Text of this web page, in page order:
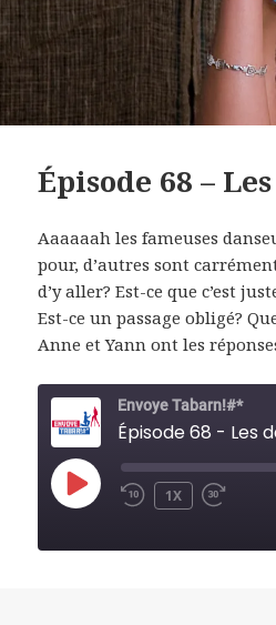
Épisode 68 –
Aaaaaah les fameuses
pour, d’autres sont
d’y aller? Est-ce que c’est
Est-ce un passage obligé?
Anne et Yann ont les
Envoye Tabarn!#*
Épisode 68 - Les
PLAY
EPISODE REWIND
1X
FAST